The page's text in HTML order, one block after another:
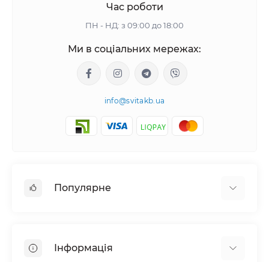
Час роботи
ПН - НД: з 09:00 до 18:00
Ми в соціальних мережах:
info@svitakb.ua
Популярне
Системи зберігання енергії
Інформація